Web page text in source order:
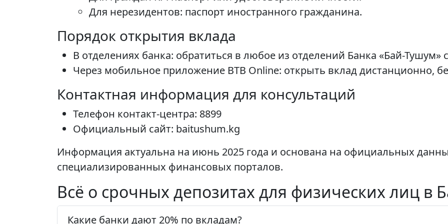
Для нерезидентов: паспорт иностранного гражданина.
Порядок открытия вклада
В отделениях банка: обратиться в любое из отделений Банка «Бай-
Через мобильное приложение BTB Online: открыть вклад дистанционно,
Контактная информация для консультаций
Телефон контакт-центра: 8899
Официальный сайт: baitushum.kg
Информация актуальна на июнь 2025 года и основана на официальных
специализированных финансовых порталов.
Всё о срочных депозитах для физических лиц в
Какие банки дают 20% по вкладам?